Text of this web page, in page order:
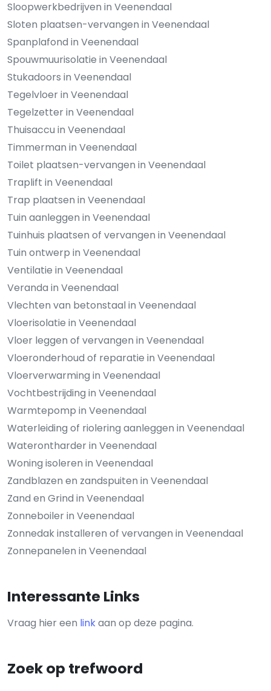
Sloopwerkbedrijven in Veenendaal
Sloten plaatsen-vervangen in Veenendaal
Spanplafond in Veenendaal
Spouwmuurisolatie in Veenendaal
Stukadoors in Veenendaal
Tegelvloer in Veenendaal
Tegelzetter in Veenendaal
Thuisaccu in Veenendaal
Timmerman in Veenendaal
Toilet plaatsen-vervangen in Veenendaal
Traplift in Veenendaal
Trap plaatsen in Veenendaal
Tuin aanleggen in Veenendaal
Tuinhuis plaatsen of vervangen in Veenendaal
Tuin ontwerp in Veenendaal
Ventilatie in Veenendaal
Veranda in Veenendaal
Vlechten van betonstaal in Veenendaal
Vloerisolatie in Veenendaal
Vloer leggen of vervangen in Veenendaal
Vloeronderhoud of reparatie in Veenendaal
Vloerverwarming in Veenendaal
Vochtbestrijding in Veenendaal
Warmtepomp in Veenendaal
Waterleiding of riolering aanleggen in Veenendaal
Waterontharder in Veenendaal
Woning isoleren in Veenendaal
Zandblazen en zandspuiten in Veenendaal
Zand en Grind in Veenendaal
Zonneboiler in Veenendaal
Zonnedak installeren of vervangen in Veenendaal
Zonnepanelen in Veenendaal
Interessante Links
Vraag hier een linkaan op deze pagina.
Zoek op trefwoord